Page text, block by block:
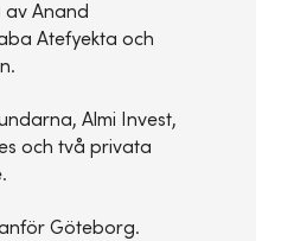
av ‍Anand
Atefyekta och
Almi Invest,
och två privata
Göteborg.